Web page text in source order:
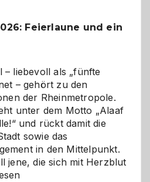
geworden
Feierlaune und ein
liebevoll als „fünfte
– gehört zu den
der Rheinmetropole.
unter dem Motto „Alaaf
und rückt damit die
sowie das
in den Mittelpunkt.
jene, die sich mit Herzblut